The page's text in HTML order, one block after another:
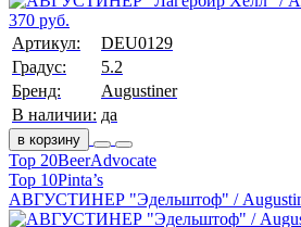
370 руб.
Артикул:
DEU0129
Градус:
5.2
Бренд:
Augustiner
В наличии: да
в корзину
Top 20BeerAdvocate
Top 10Pinta’s
АВГУСТИНЕР "Эдельштоф" /